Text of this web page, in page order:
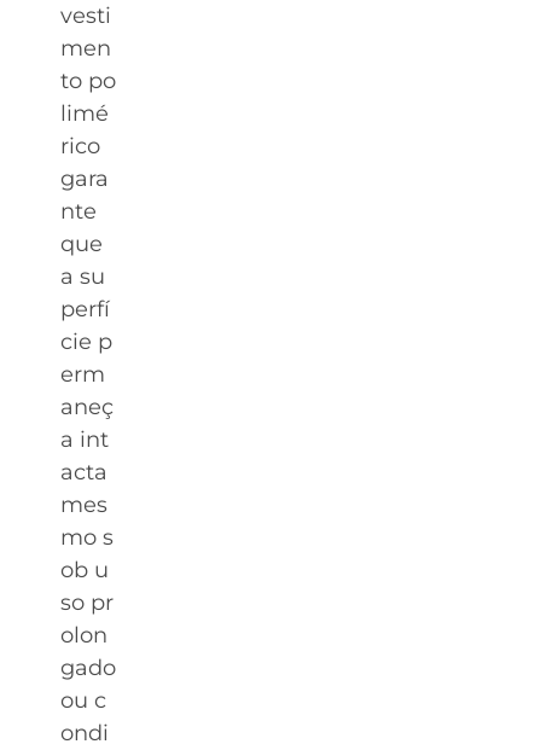
vesti
men
to po
limé
rico
gara
nte
que
a su
perfí
cie p
erm
aneç
a int
acta
mes
mo s
ob u
so pr
olon
gado
ou c
ondi